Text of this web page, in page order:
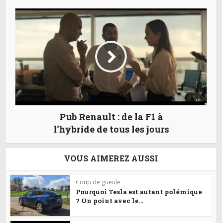
Pub Renault : de la F1 à
l’hybride de tous les jours
VOUS AIMEREZ AUSSI
Coup de gueule
Pourquoi Tesla est autant polémique
? Un point avec le...